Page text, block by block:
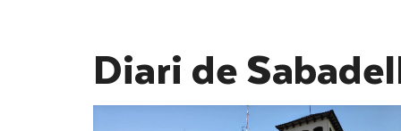
Diari de